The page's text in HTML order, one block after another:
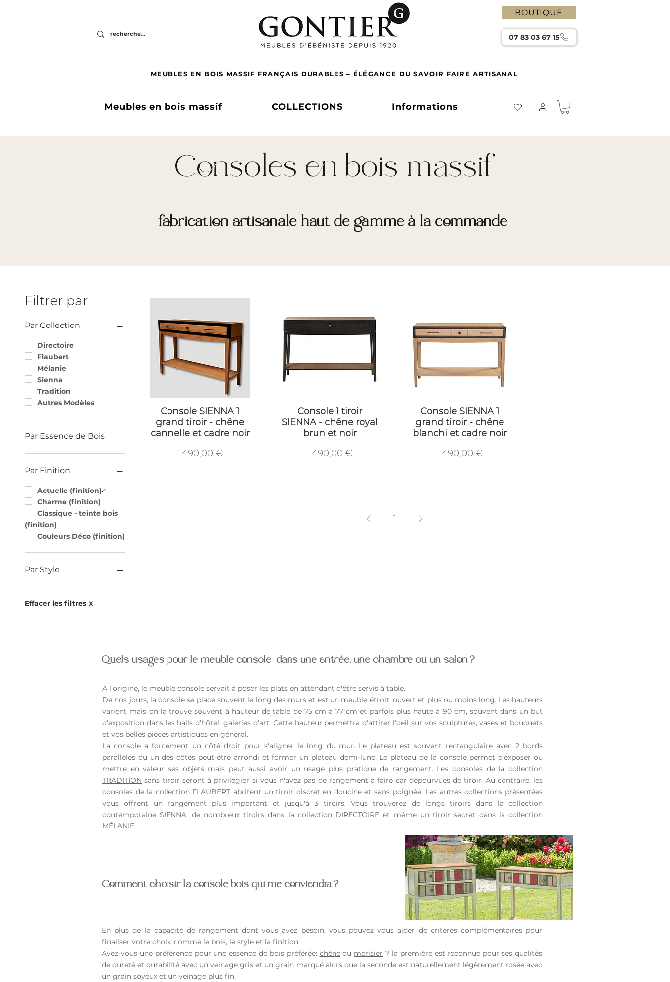
BOUTIQUE
07 83 03 67 15
MEUBLES EN BOIS MASSIF FRANÇAIS DURABLES – ÉLÉGANCE DU SAVOIR FAIRE ARTISANAL
Meubles en bois massif COLLECTIONS Informations
Consoles en bois massif
fabrication artisanale haut de gamme à la commande
Filtrer par
Par Collection
Directoire
Flaubert
Mélanie
Sienna
Tradition
Autres Modèles
Par Essence de Bois
Chêne
Merisier
Par Finition
Actuelle (finition)
Charme (finition)
Classique - teinte bois
(finition)
Couleurs Déco (finition)
Par Style
Campagne Chic
Louis XVI Directoire
Effacer les filtres X
Console SIENNA 1
grand tiroir - chêne
cannelle et cadre noir
Prix
1 490,00 €
Console 1 tiroir
SIENNA - chêne royal
brun et noir
Prix
1 490,00 €
Console SIENNA 1
grand tiroir - chêne
blanchi et cadre noir
Prix
1 490,00 €
1
Quels usages pour le meuble console dans une entrée, une chambre ou un salon ?
A l'origine, le meuble console servait à poser les plats en attendant d'être servis à table.
De nos jours, la console se place souvent le long des murs et est un meuble étroit, ouvert et plus ou moins long. Les hauteurs
varient mais on la trouve souvent à hauteur de table de 75 cm à 77 cm et parfois plus haute à 90 cm, souvent dans un but
d'exposition dans les halls d'hôtel, galeries d'art. Cette hauteur permettra d'attirer l'oeil sur vos sculptures, vases et bouquets
et vos belles pièces artistiques en général.
La console a forcément un côté droit pour s'aligner le long du mur. Le plateau est souvent rectangulaire avec 2 bords
parallèles ou un des côtés peut-être arrondi et former un plateau demi-lune. Le plateau de la console permet d'exposer ou
mettre en valeur ses objets mais peut aussi avoir un usage plus pratique de rangement. Les consoles de la collection
TRADITION sans tiroir seront à privilégier si vous n'avez pas de rangement à faire car dépourvues de tiroir. Au contraire, les
consoles de la collection FLAUBERT abritent un tiroir discret en doucine et sans poignée. Les autres collections présentées
vous offrent un rangement plus important et jusqu'à 3 tiroirs. Vous trouverez de longs tiroirs dans la collection
contemporaineSIENNA, de nombreux tiroirs dans la collection DIRECTOIRE et même un tiroir secret dans la collection
MÉLANIE.
Comment choisir la console bois qui me conviendra ?
En plus de la capacité de rangement dont vous avez besoin, vous pouvez vous aider de critères complémentaires pour
finaliser votre choix, comme le bois, le style et la finition.
Avez-vous une préférence pour une essence de bois préférée: chêneou merisier ? la première est reconnue pour ses qualités
de dureté et durabilité avec un veinage gris et un grain marqué alors que la seconde est naturellement légèrement rosée avec
un grain soyeux et un veinage plus fin.